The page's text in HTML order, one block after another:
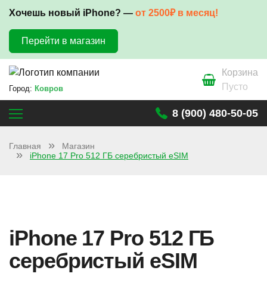
Хочешь новый iPhone? — от 2500₽ в месяц!
Перейти в магазин
Город: Ковров
Корзина
Пусто
8 (900) 480-50-05
Главная
Магазин
iPhone 17 Pro 512 ГБ серебристый eSIM
iPhone 17 Pro 512 ГБ
серебристый eSIM